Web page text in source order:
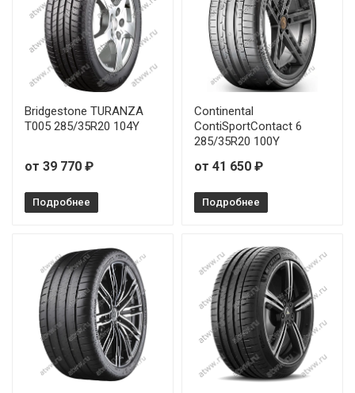
Bridgestone TURANZA
T005 285/35R20 104Y
от 39 770 ₽
Подробнее
Continental
ContiSportContact 6
285/35R20 100Y
от 41 650 ₽
Подробнее